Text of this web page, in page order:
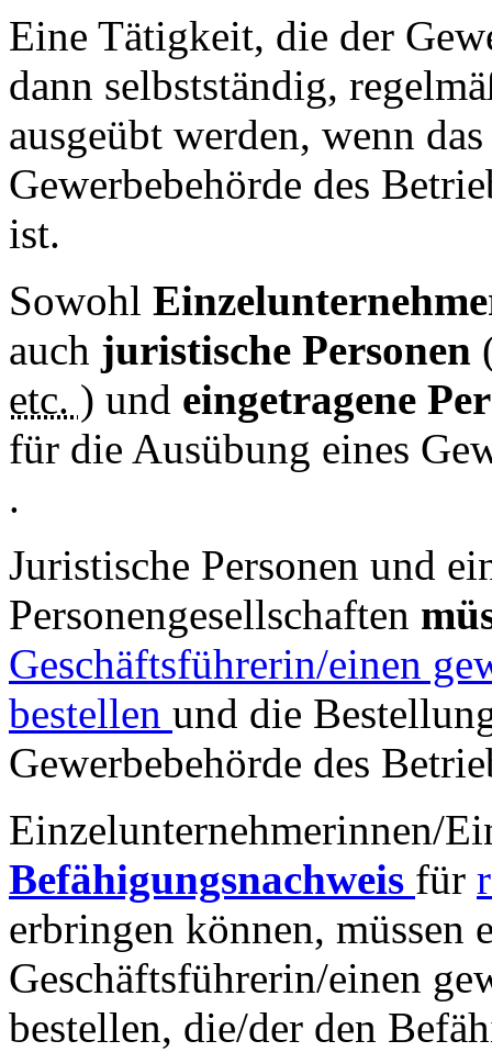
Eine Tätigkeit, die der
dann selbstständig,
ausgeübt werden, wenn
Gewerbebehörde des
ist.
Sowohl
auch juristische Personen
etc. ) und eingetragene
für die Ausübung eines
.
Juristische Personen und
Personengesellschaften
Geschäftsführerin/einen
bestellen und die
Gewerbebehörde des
Einzelunternehmerinnen/
Befähigungsnachweis für
erbringen können, müssen
Geschäftsführerin/einen
bestellen, die/der den